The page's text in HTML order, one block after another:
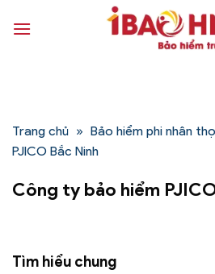
qua
Trang chủ » Bảo hiểm phi nhân thọ
PJICO Bắc Ninh
Công ty bảo hiểm
Tìm hiểu chung